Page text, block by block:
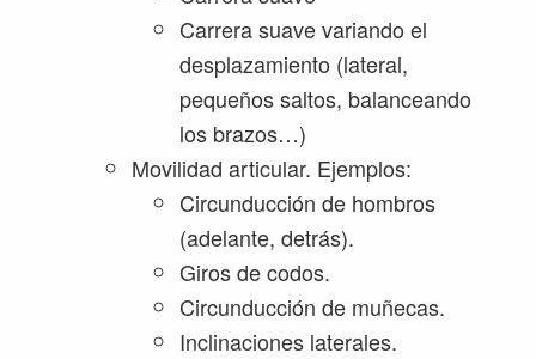
Carrera suave variando el
desplazamiento (lateral,
pequeños saltos, balanceando
los brazos…)
Movilidad articular. Ejemplos:
Circunducción de hombros
(adelante, detrás).
Giros de codos.
Circunducción de muñecas.
Inclinaciones laterales.